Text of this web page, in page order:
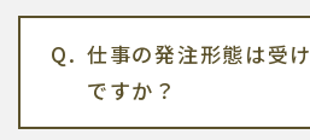
仕事の発注形態は受
ですか？